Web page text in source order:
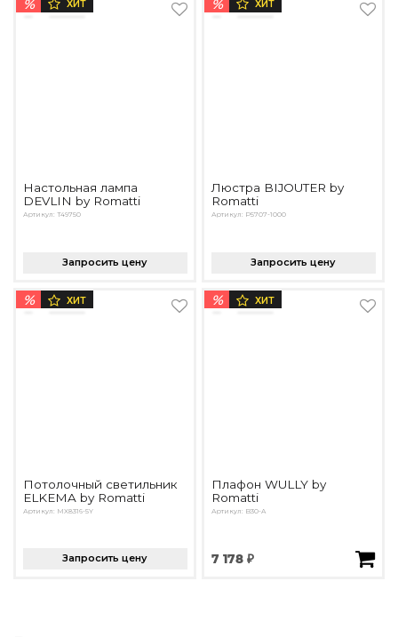
% ХИТ
Настольная лампа
DEVLIN by Romatti
Артикул: T49750
Запросить цену
% ХИТ
Люстра BIJOUTER by
Romatti
Артикул: P5707-1000
Запросить цену
% ХИТ
Потолочный светильник
ELKEMA by Romatti
Артикул: MX8316-5Y
Запросить цену
% ХИТ
Плафон WULLY by
Romatti
Артикул: B30-A
7 178 ₽